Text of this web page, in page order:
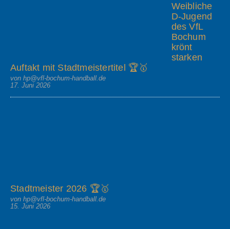
Weibliche
D-Jugend
des VfL
Bochum
krönt
starken
Auftakt mit Stadtmeistertitel 🏆🥇
von hp@vfl-bochum-handball.de
17. Juni 2026
Stadtmeister 2026 🏆🥇
von hp@vfl-bochum-handball.de
15. Juni 2026